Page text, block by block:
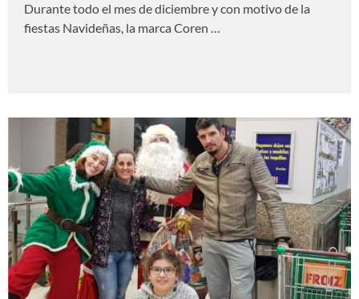
Durante todo el mes de diciembre y con motivo de la
fiestas Navideñas, la marca Coren …